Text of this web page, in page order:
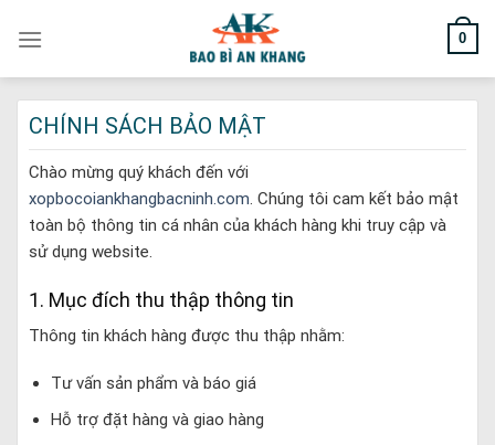
0
CHÍNH SÁCH BẢO MẬT
Chào mừng quý khách đến với
xopbocoiankhangbacninh.com. Chúng tôi cam kết bảo mật
toàn bộ thông tin cá nhân của khách hàng khi truy cập và
sử dụng website.
1. Mục đích thu thập thông tin
Thông tin khách hàng được thu thập nhằm:
Tư vấn sản phẩm và báo giá
Hỗ trợ đặt hàng và giao hàng